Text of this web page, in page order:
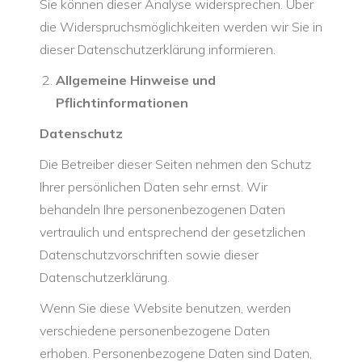
Sie können dieser Analyse widersprechen. Über
die Widerspruchsmöglichkeiten werden wir Sie in
dieser Datenschutzerklärung informieren.
Allgemeine Hinweise und
Pflichtinformationen
Datenschutz
Die Betreiber dieser Seiten nehmen den Schutz
Ihrer persönlichen Daten sehr ernst. Wir
behandeln Ihre personenbezogenen Daten
vertraulich und entsprechend der gesetzlichen
Datenschutzvorschriften sowie dieser
Datenschutzerklärung.
Wenn Sie diese Website benutzen, werden
verschiedene personenbezogene Daten
erhoben. Personenbezogene Daten sind Daten,